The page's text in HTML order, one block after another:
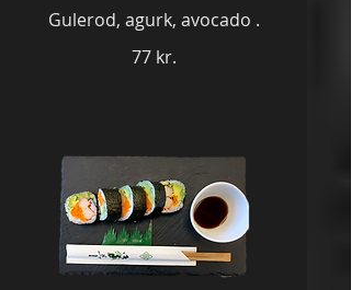
Gulerod, agurk, avocado .
77 kr.